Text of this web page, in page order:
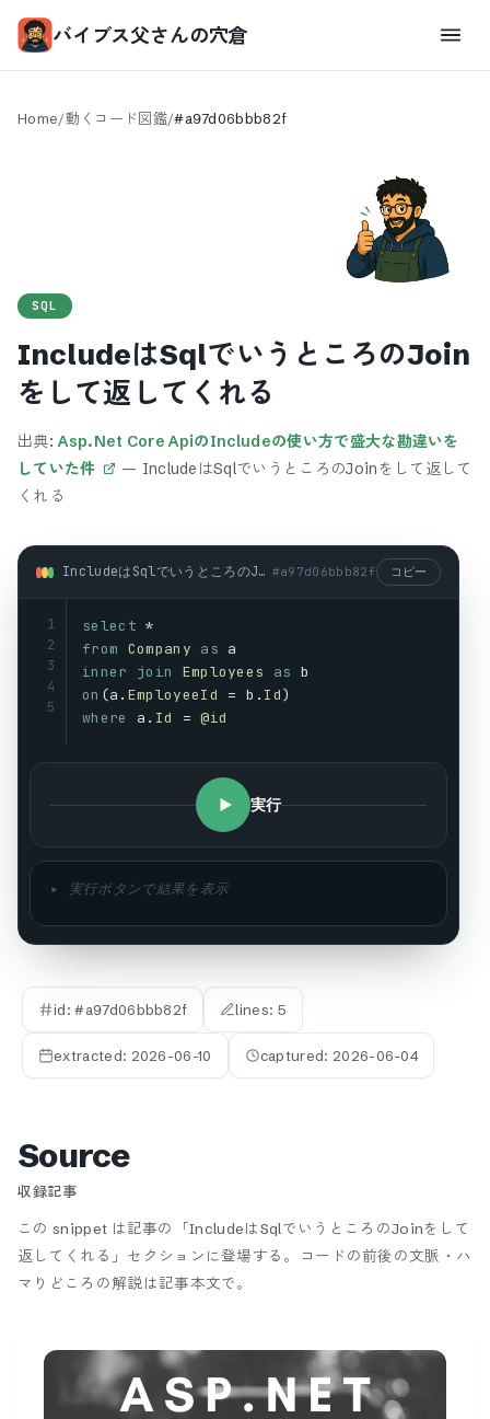
バイブス父さんの穴倉
Home/動くコード図鑑/#a97d06bbb82f
SQL
IncludeはSqlでいうところのJoin
をして返してくれる
出典: Asp.Net Core ApiのIncludeの使い方で盛大な勘違いを
していた件
— IncludeはSqlでいうところのJoinをして返して
くれる
IncludeはSqlでいうところのJoinをして返してくれる (sql) #a97d06bbb82f コピー
1
2
3
4
5
select *
from Company as a
inner
join Employees as b
on (a . EmployeeId = b . Id)
where
a . Id = @id
実行
▸ 実行ボタンで結果を表示
id: #a97d06bbb82f lines: 5
extracted: 2026-06-10 captured: 2026-06-04
Source
収録記事
この snippet は記事の「IncludeはSqlでいうところのJoinをして
返してくれる」セクションに登場する。
コードの前後の文脈・ハ
マりどころの解説は記事本文で。